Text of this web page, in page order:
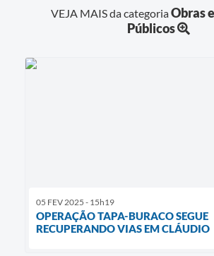
VEJA MAIS da categoriaObras
Públicos
05 FEV 2025 - 15h19
OPERAÇÃO TAPA-BURACO SEGUE
RECUPERANDO VIAS EM CLÁUDIO